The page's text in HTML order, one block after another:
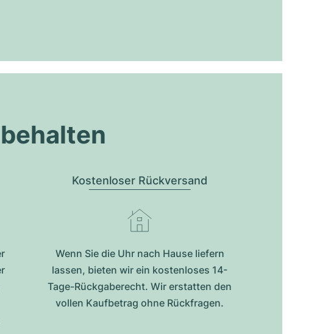
Kostenloser Rückversand
Wenn Sie die Uhr nach Hause liefern
lassen, bieten wir ein kostenloses 14-
Tage-Rückgaberecht. Wir erstatten den
vollen Kaufbetrag ohne Rückfragen.